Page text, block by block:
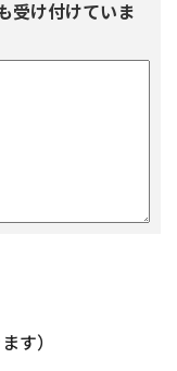
受け付けていま
す）